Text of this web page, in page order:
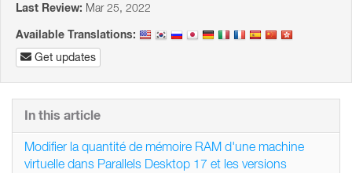
Last Review: Mar 25, 2022
Available Translations:
Get updates
In this article
Modifier la quantité de mémoire RAM d'une machine
virtuelle dans Parallels Desktop 17 et les versions